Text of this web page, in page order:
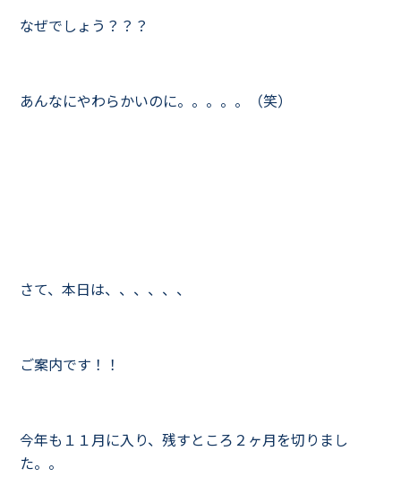
なぜでしょう？？？
あんなにやわらかいのに。。。。。（笑）
さて、本日は、、、、、、
ご案内です！！
今年も１１月に入り、残すところ２ヶ月を切りまし
た。。